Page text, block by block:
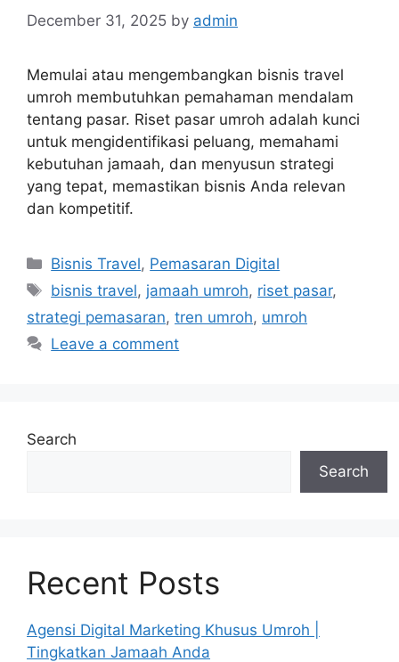
December 31, 2025 by admin
Memulai atau mengembangkan bisnis travel
umroh membutuhkan pemahaman mendalam
tentang pasar. Riset pasar umroh adalah kunci
untuk mengidentifikasi peluang, memahami
kebutuhan jamaah, dan menyusun strategi
yang tepat, memastikan bisnis Anda relevan
dan kompetitif.
Categories
Bisnis Travel, Pemasaran Digital
Tags
bisnis travel, jamaah umroh, riset pasar,
strategi pemasaran, tren umroh, umroh
Leave a comment
Search
Search
Recent Posts
Agensi Digital Marketing Khusus Umroh |
Tingkatkan Jamaah Anda